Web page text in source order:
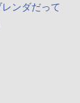
ンダだって